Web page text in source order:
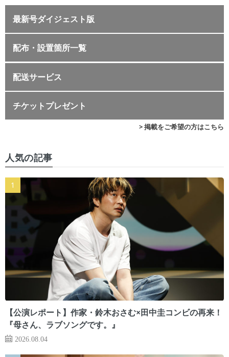
最新号ダイジェスト版
配布・設置箇所一覧
配送サービス
チケットプレゼント
> 掲載をご希望の方はこちら
人気の記事
【公演レポート】作家・鈴木おさむ×田中圭コンビの再来！
『母さん、ラブソングです。』
2026.08.04